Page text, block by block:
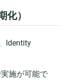
）
Identity
施が可能で